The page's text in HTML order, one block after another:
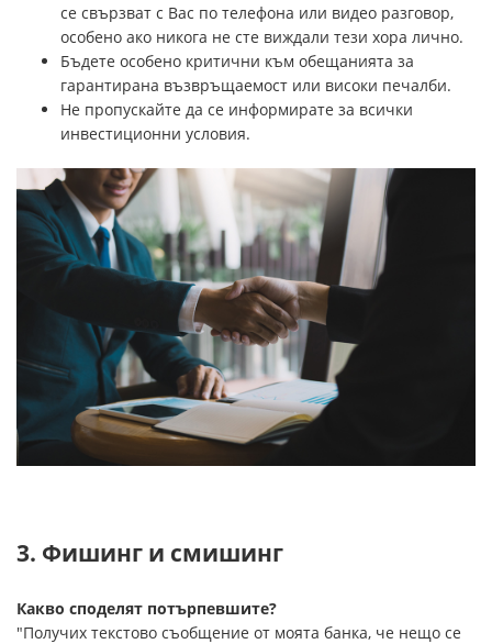
се свързват с Вас по телефона или видео разговор,
особено ако никога не сте виждали тези хора лично.
Бъдете особено критични към обещанията за
гарантирана възвръщаемост или високи печалби.
Не пропускайте да се информирате за всички
инвестиционни условия.
3. Фишинг и смишинг
Какво споделят потърпевшите?
"Получих текстово съобщение от моята банка, че нещо се